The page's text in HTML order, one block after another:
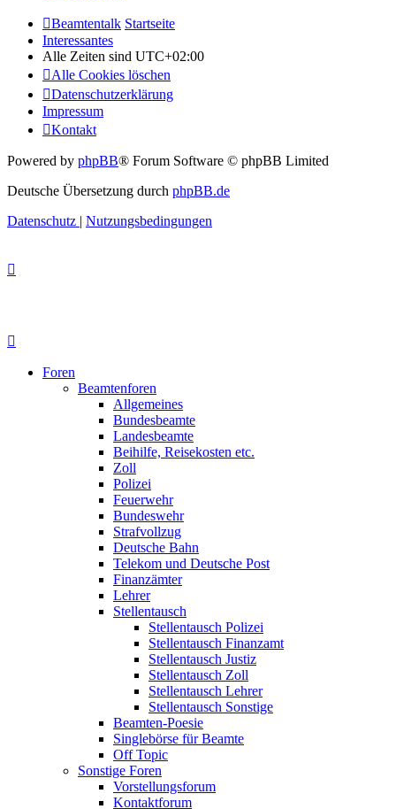
Beamtentalk Startseite
Interessantes
Alle Zeiten sind UTC+02:00
Alle Cookies löschen
Datenschutzerklärung
Impressum
Kontakt
Powered by phpBB® Forum Software © phpBB Limited
Deutsche Übersetzung durch phpBB.de
Datenschutz | Nutzungsbedingungen
Foren
Beamtenforen
Allgemeines
Bundesbeamte
Landesbeamte
Beihilfe, Reisekosten etc.
Zoll
Polizei
Feuerwehr
Bundeswehr
Strafvollzug
Deutsche Bahn
Telekom und Deutsche Post
Finanzämter
Lehrer
Stellentausch
Stellentausch Polizei
Stellentausch Finanzamt
Stellentausch Justiz
Stellentausch Zoll
Stellentausch Lehrer
Stellentausch Sonstige
Beamten-Poesie
Singlebörse für Beamte
Off Topic
Sonstige Foren
Vorstellungsforum
Kontaktforum